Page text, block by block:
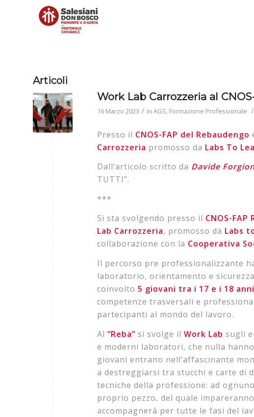
Articoli
Work Lab Carrozzeria al
16 Marzo 2023 / in AGS, Formazione Professionale /
Presso il CNOS-FAP del Rebaudengo
Carrozzeria promosso da Labs To
Dall’articolo scritto da Davide
TUTTI”.
***
Si sta svolgendo presso il CNOS-FAP
Lab Carrozzeria, promosso da Labs
collaborazione con la Cooperativa
Il percorso pre professionalizzante
laboratorio, orientamento e
coinvolto 5 giovani tra i 17 e i 18 anni
competenze trasversali e
partecipanti al mondo del lavoro.
Al “Reba” si svolge il Work Lab sugli
e moderni laboratori, che nulla
giovani entrano nell’affascinante
a destreggiarsi tra stucchi e carte di
tecniche della professione: ad
proprio pezzo, del quale
accompagnerà per tutte le fasi del